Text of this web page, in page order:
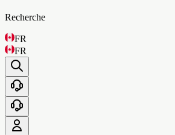
Recherche
FR
FR